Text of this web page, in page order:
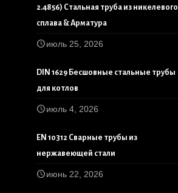
2.4856) Стальная труба из никелевого
сплава & Арматура
июль 25, 2026
DIN 1629 Бесшовные стальные трубы
для котлов
июль 4, 2026
EN 10312 Сварные трубы из
нержавеющей стали
июнь 22, 2026